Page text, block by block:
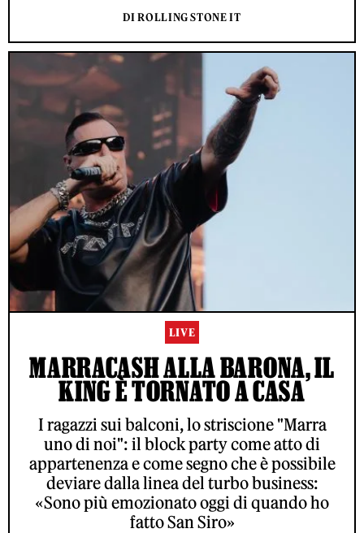
DI ROLLING STONE IT
LIVE
MARRACASH ALLA BARONA, IL
KING È TORNATO A CASA
I ragazzi sui balconi, lo striscione "Marra
uno di noi": il block party come atto di
appartenenza e come segno che è possibile
deviare dalla linea del turbo business:
«Sono più emozionato oggi di quando ho
fatto San Siro»